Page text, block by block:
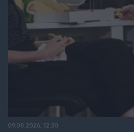
09.08.2026, 12:30